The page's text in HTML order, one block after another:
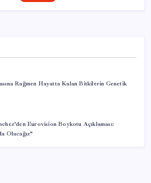
Rağmen Hayatta Kalan Bitkilerin Genetik
Eurovision Boykotu Açıklaması:
Olacağız”